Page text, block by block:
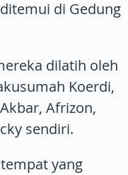
di Gedung
dilatih oleh
Koerdi,
Afrizon,
sendiri.
yang